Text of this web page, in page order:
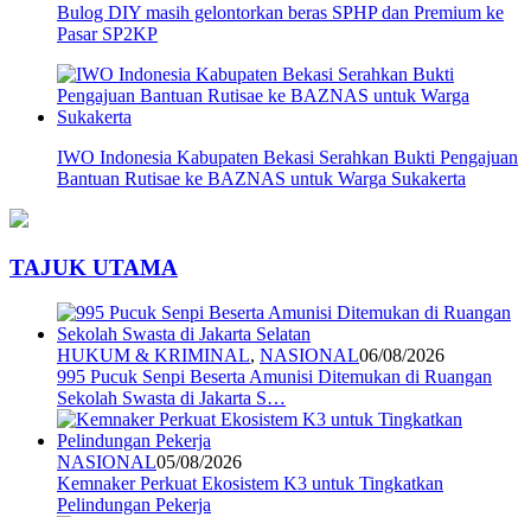
Bulog DIY masih gelontorkan beras SPHP dan Premium ke
Pasar SP2KP
IWO Indonesia Kabupaten Bekasi Serahkan Bukti Pengajuan
Bantuan Rutisae ke BAZNAS untuk Warga Sukakerta
TAJUK UTAMA
HUKUM & KRIMINAL, NASIONAL06/08/2026
995 Pucuk Senpi Beserta Amunisi Ditemukan di Ruangan
Sekolah Swasta di Jakarta S…
NASIONAL05/08/2026
Kemnaker Perkuat Ekosistem K3 untuk Tingkatkan
Pelindungan Pekerja